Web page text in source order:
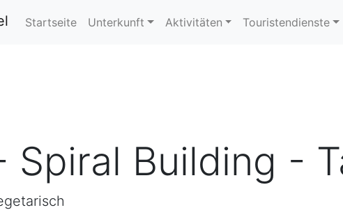
Startseite Unterkunft Aktivitäten Touristendienste
Spiral Building -